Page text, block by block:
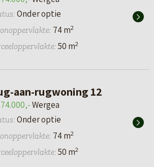
Onder optie
74 m2
50 m2
aan-rugwoning 12
Wergea
Onder optie
74 m2
50 m2